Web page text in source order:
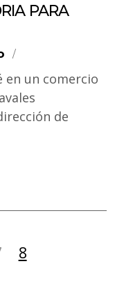
PARA
en un comercio
de
8